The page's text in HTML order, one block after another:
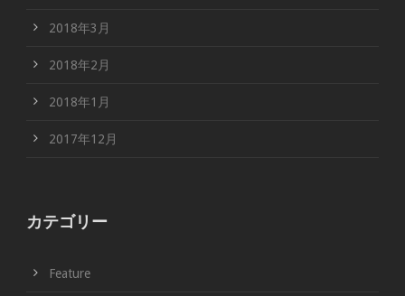
2018年3月
2018年2月
2018年1月
2017年12月
カテゴリー
Feature